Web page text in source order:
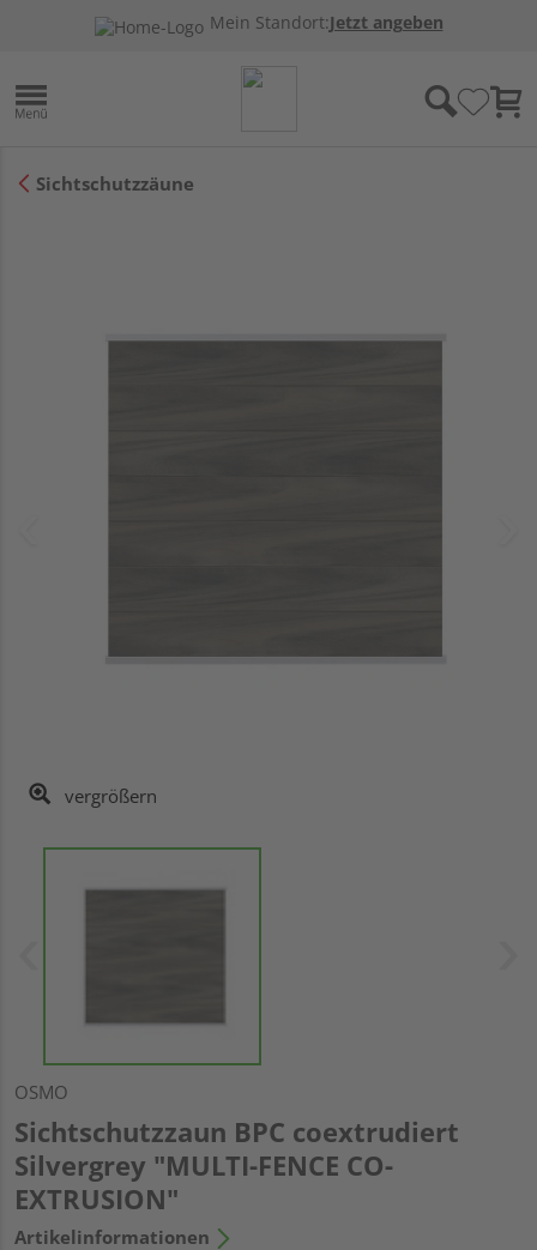
Mein Standort:Jetzt angeben
Sichtschutzzäune
vergrößern
OSMO
Sichtschutzzaun BPC coextrudiert
Silvergrey "MULTI-FENCE CO-
EXTRUSION"
Artikelinformationen